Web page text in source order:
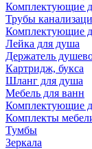
Комплектующие
Трубы
Комплектующие
Лейка для душа
Держатель
Картридж, букса
Шланг для душа
Мебель для ванн
Комплектующие
Комплекты
Тумбы
Зеркала